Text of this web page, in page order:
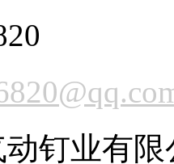
钉业有